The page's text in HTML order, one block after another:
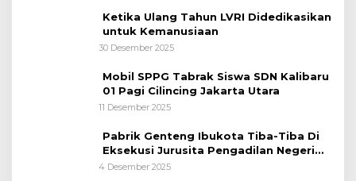
Ketika Ulang Tahun LVRI Didedikasikan
untuk Kemanusiaan
30 Desember 2025
Mobil SPPG Tabrak Siswa SDN Kalibaru
01 Pagi Cilincing Jakarta Utara
11 Desember 2025
Pabrik Genteng Ibukota Tiba-Tiba Di
Eksekusi Jurusita Pengadilan Negeri
Tangerang, Diduga Cacat Hukum Sejak
4 Desember 2025